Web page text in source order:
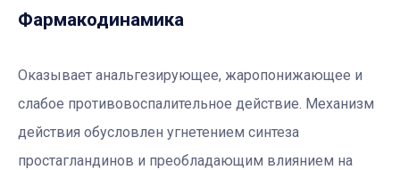
Фармакодинамика
Оказывает анальгезирующее, жаропонижающее и
слабое противовоспалительное действие. Механизм
действия обусловлен угнетением синтеза
простагландинов и преобладающим влиянием на